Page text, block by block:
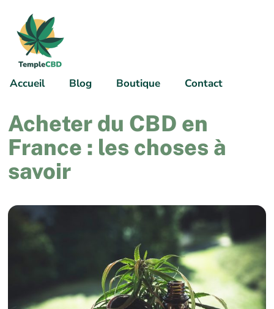
Accueil Blog Boutique Contact
Acheter du CBD en
France : les choses à
savoir